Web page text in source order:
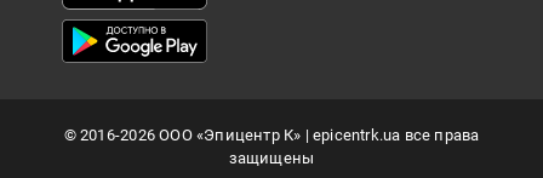
©2016-2026ООО «Эпицентр К» | epicentrk.ua все права
защищены